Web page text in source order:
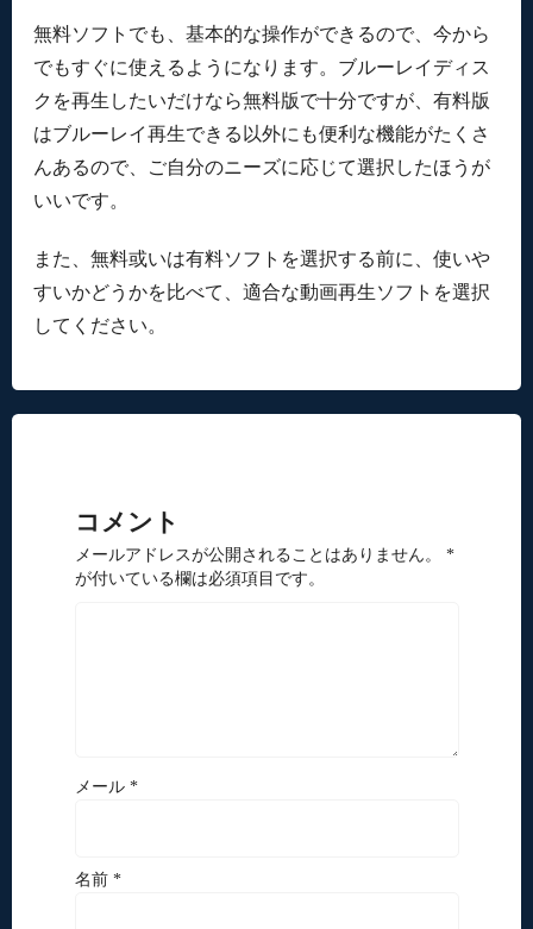
無料ソフトでも、基本的な操作ができるので、今から
でもすぐに使えるようになります。ブルーレイディス
クを再生したいだけなら無料版で十分ですが、有料版
はブルーレイ再生できる以外にも便利な機能がたくさ
んあるので、ご自分のニーズに応じて選択したほうが
いいです。
また、無料或いは有料ソフトを選択する前に、使いや
すいかどうかを比べて、適合な動画再生ソフトを選択
してください。
コメント
メールアドレスが公開されることはありません。 *
が付いている欄は必須項目です。
メール *
名前 *